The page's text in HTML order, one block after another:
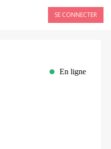
SE CONNECTER
En ligne